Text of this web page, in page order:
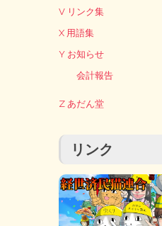
V リンク集
X 用語集
Y お知らせ
会計報告
Z あだん堂
リンク